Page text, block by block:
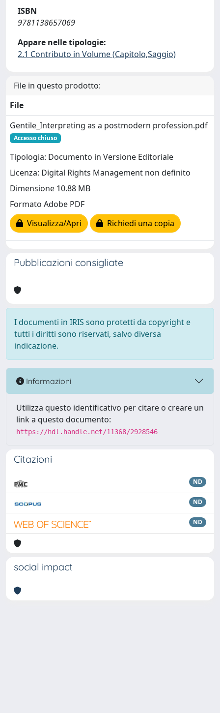
ISBN
9781138657069
Appare nelle tipologie:
2.1 Contributo in Volume (Capitolo,Saggio)
File in questo prodotto:
File
Gentile_Interpreting as a postmodern profession.pdf
Accesso chiuso
Tipologia: Documento in Versione Editoriale
Licenza: Digital Rights Management non definito
Dimensione 10.88 MB
Formato Adobe PDF
Visualizza/Apri
Richiedi una copia
Pubblicazioni consigliate
I documenti in IRIS sono protetti da copyright e
tutti i diritti sono riservati, salvo diversa
indicazione.
Informazioni
Utilizza questo identificativo per citare o creare un
link a questo documento:
https://hdl.handle.net/11368/2928546
Citazioni
ND
ND
ND
social impact